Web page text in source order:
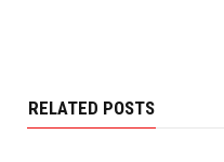
RELATED POSTS